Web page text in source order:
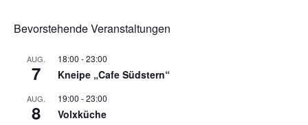
Bevorstehende Veranstaltungen
AUG.
7
18:00 -23:00
Kneipe „Cafe Südstern“
AUG.
8
19:00 -23:00
Volxküche